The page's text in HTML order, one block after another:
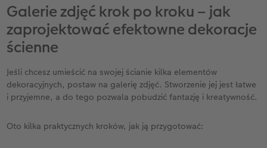
Galerie zdjęć krok po kroku – jak
zaprojektować efektowne dekoracje
ścienne
Jeśli chcesz umieścić na swojej ścianie kilka elementów
dekoracyjnych, postaw na galerię zdjęć. Stworzenie jej jest łatwe
i przyjemne, a do tego pozwala pobudzić fantazję i kreatywność.
Oto kilka praktycznych kroków, jak ją przygotować: